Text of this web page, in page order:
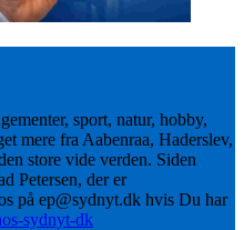
sport, natur, hobby,
mere fra Aabenraa, Haderslev,
store vide verden. Siden
Petersen, der er
på ep@sydnyt.dk hvis Du har
sydnyt-dk